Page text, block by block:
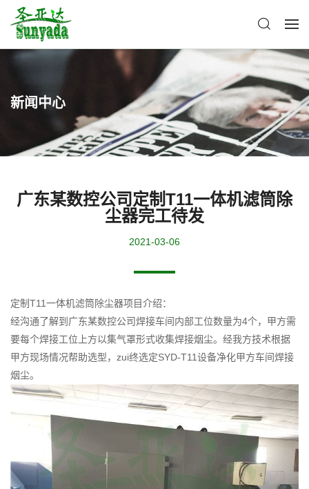
新闻中心
广东某数控公司定制T11一体机滤筒除
尘器完工待发
2021-03-06
定制T11一体机滤筒除尘器项目介绍：
经沟通了解到广东某数控公司焊接车间内部工位数量为4个，甲方需
要每个焊接工位上方以集气罩形式收集焊接烟尘。经我方技术根据
甲方现场情况帮助选型，zui终选定SYD-T11设备净化甲方车间焊接
烟尘。